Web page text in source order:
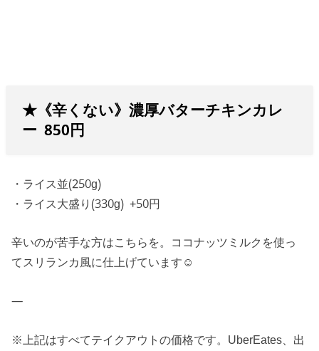
★《辛くない》濃厚バターチキンカレ
ー 850円
・ライス並(250g)
・ライス大盛り(330g) +50円
辛いのが苦手な方はこちらを。ココナッツミルクを使っ
てスリランカ風に仕上げています☺
—
※上記はすべてテイクアウトの価格です。UberEates、出